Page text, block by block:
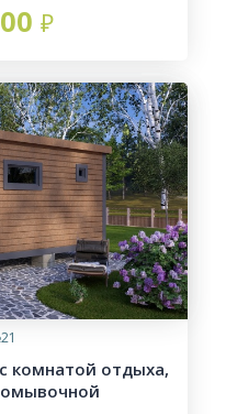
комнатой отдыха,